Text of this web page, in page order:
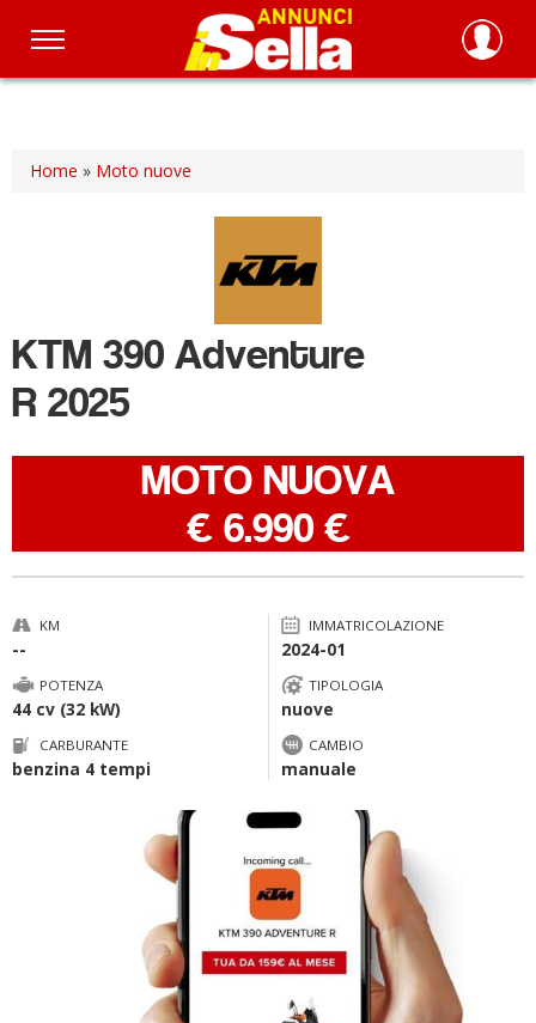
Salta
principale
Home » Moto nuove
KTM 390 Adventure
R 2025
MOTO NUOVA
€ 6.990 €
KM
--
IMMATRICOLAZIONE
2024-01
POTENZA
44 cv (32 kW)
TIPOLOGIA
nuove
CARBURANTE
benzina 4 tempi
CAMBIO
manuale